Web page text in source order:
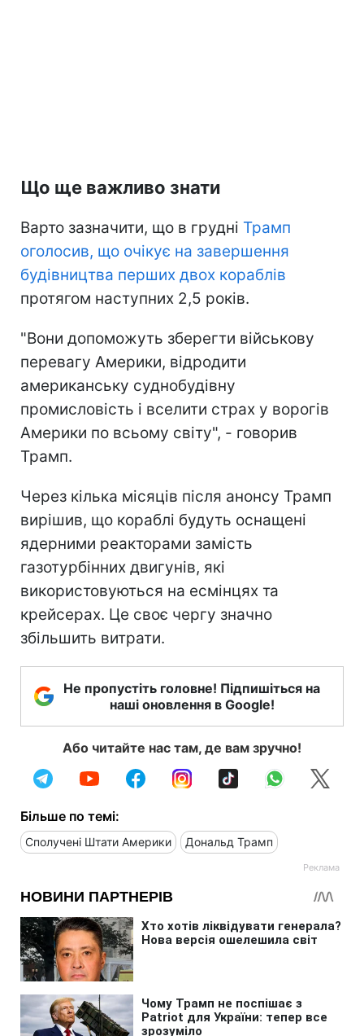
Що ще важливо знати
Варто зазначити, що в грудні Трамп
оголосив, що очікує на завершення
будівництва перших двох кораблів
протягом наступних 2,5 років.
"Вони допоможуть зберегти військову
перевагу Америки, відродити
американську суднобудівну
промисловість і вселити страх у ворогів
Америки по всьому світу", - говорив
Трамп.
Через кілька місяців після анонсу Трамп
вирішив, що кораблі будуть оснащені
ядерними реакторами замість
газотурбінних двигунів, які
використовуються на есмінцях та
крейсерах. Це своє чергу значно
збільшить витрати.
Не пропустіть головне! Підпишіться на
наші оновлення в Google!
Або читайте нас там, де вам зручно!
Більше по темі:
Сполучені Штати Америки Дональд Трамп